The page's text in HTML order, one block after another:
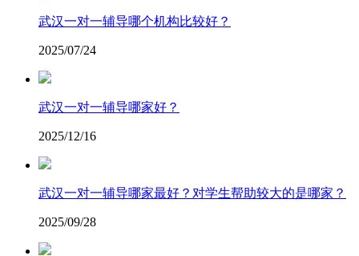
武汉一对一辅导哪个机构比较好？
2025/07/24
​武汉一对一辅导哪家好？
2025/12/16
武汉一对一辅导哪家最好？对学生帮助较大的是哪家？
2025/09/28